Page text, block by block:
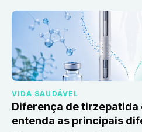
VIDA SAUDÁVEL
Diferença de tirzepatida
entenda as principais